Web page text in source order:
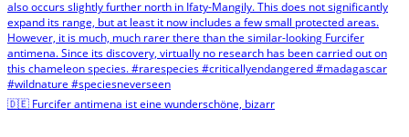
🇩🇪 Furcifer antimena ist eine wunderschöne, bizarr